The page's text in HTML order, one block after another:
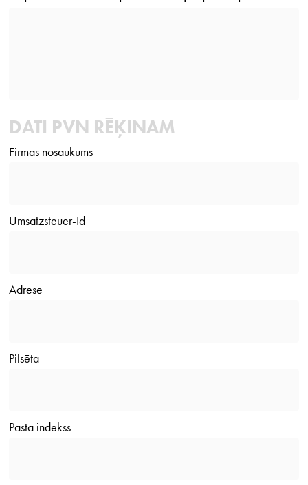
DATI PVN RĒĶINAM
Firmas nosaukums
Umsatzsteuer-Id
Adrese
Pilsēta
Pasta indekss